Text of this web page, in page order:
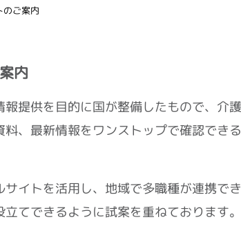
のご案内
内
提供を目的に国が整備したもので、介
、最新情報をワンストップで確認できる
イトを活用し、地域で多職種が連携で
てできるように試案を重ねております